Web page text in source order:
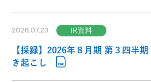
2026.07.23 IR資料
【採録】2026年８月期 第３四半
き起こし